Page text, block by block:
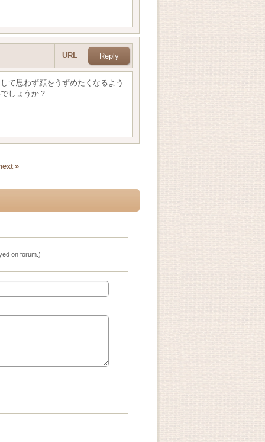
URL
て思わず顔をうずめたくなるよう
しょうか？
»
on forum.)